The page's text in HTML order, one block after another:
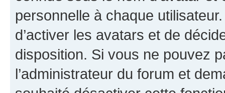
personnelle à chaque
d’activer les avatars et de
disposition. Si vous ne pouvez
l’administrateur du forum et